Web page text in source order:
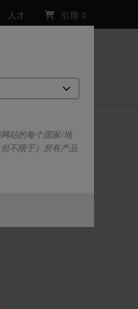
站的每个国家/地
不限于）所有产品
人才 引用: 0
预算定制协议。